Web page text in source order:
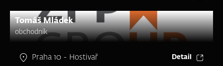
Tomáš Mládek
obchodník
Praha 10 - Hostivař Detail